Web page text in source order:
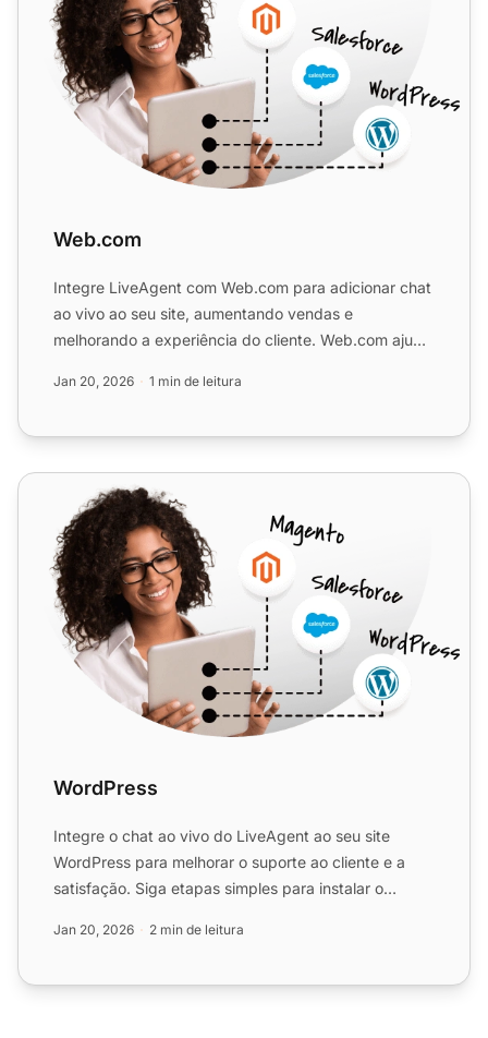
Web.com
Integre LiveAgent com Web.com para adicionar chat
ao vivo ao seu site, aumentando vendas e
melhorando a experiência do cliente. Web.com ajuda
Jan 20, 2026 1 min de leitura
WordPress
WordPress
Integre o chat ao vivo do LiveAgent ao seu site
WordPress para melhorar o suporte ao cliente e a
satisfação. Siga etapas simples para instalar o
Jan 20, 2026 2 min de leitura